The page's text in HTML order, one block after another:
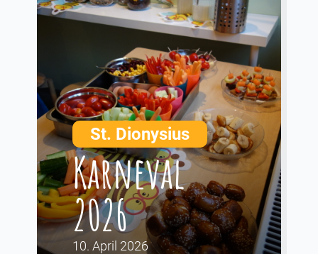
St. Dionysius
Karneval
2026
10. April 2026